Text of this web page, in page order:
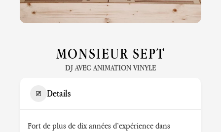
MONSIEUR SEPT
DJ AVEC ANIMATION VINYLE
Details
Fort de plus de dix années d’expérience dans